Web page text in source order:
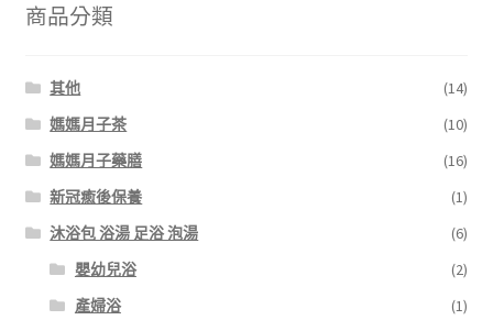
商品分類
其他
(14)
媽媽月子茶
(10)
媽媽月子藥膳
(16)
新冠癒後保養
(1)
沐浴包 浴湯 足浴 泡湯
(6)
嬰幼兒浴
(2)
產婦浴
(1)